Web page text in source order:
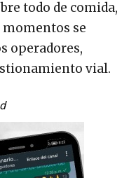
todo de comida,
se
operadores,
vial.